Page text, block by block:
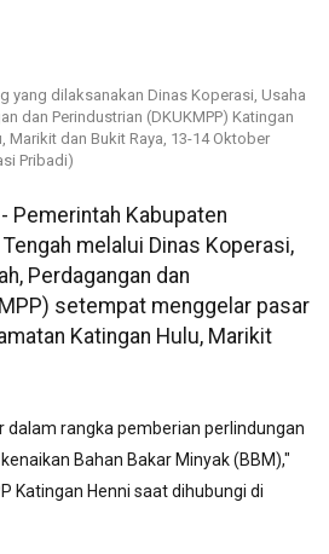
yang dilaksanakan Dinas Koperasi, Usaha
dan Perindustrian (DKUKMPP) Katingan
Marikit dan Bukit Raya, 13-14 Oktober
Pribadi)
Pemerintah Kabupaten
melalui Dinas Koperasi,
Perdagangan dan
setempat menggelar pasar
Katingan Hulu, Marikit
dalam rangka pemberian perlindungan
Bahan Bakar Minyak (BBM),"
Katingan Henni saat dihubungi di